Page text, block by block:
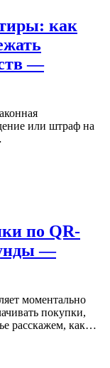
как
—
или штраф на
по QR-
—
моментально
покупки,
расскажем, как…